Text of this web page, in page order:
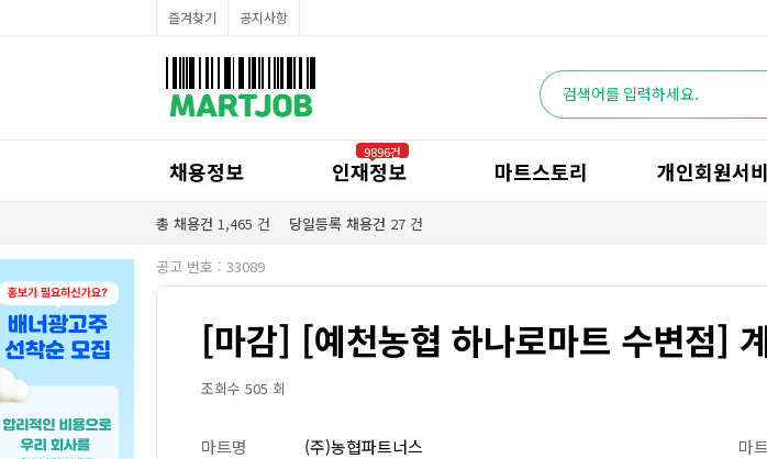
공산직원채용정보
농산/야채청과직원채용정보
수산직원채용정보
즐겨찾기 공지사항
채용정보 인재정보
9896건
마트스토리 개인회원서
총 채용건 1,465 건 당일등록 채용건 27 건
공고 번호 : 33089
[마감] [예천농협 하나로마트 수변점]
조회수 505 회
마트명 (주)농협파트너스 마